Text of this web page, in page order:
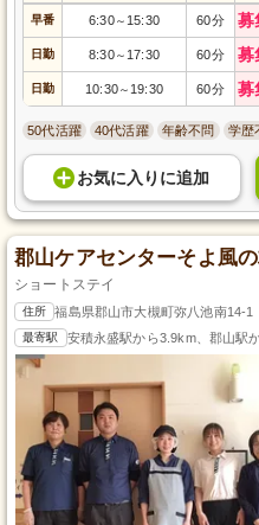
早番 6:30～ 15:30 60分 募
日勤 8:30～ 17:30 60分 募
日勤 10:30～ 19:30 60分 募
50代活躍 40代活躍 年齢不問 学歴
お気に入り に追加
郡山ケアセンターそよ風
ショートステイ
住所 福島県郡山市大槻町弥八池南14-1
最寄駅 安積永盛駅から3.9km、郡山駅